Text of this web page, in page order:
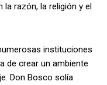
la razón, la religión y el
instituciones
de crear un ambiente
Don Bosco solía